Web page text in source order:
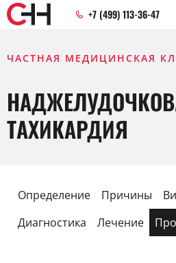
+7 (499) 113-36-47
ЧАСТНАЯ МЕДИЦИНСКАЯ
ТАХИКАРДИЯ
Определение Причины
Диагностика
Лечение